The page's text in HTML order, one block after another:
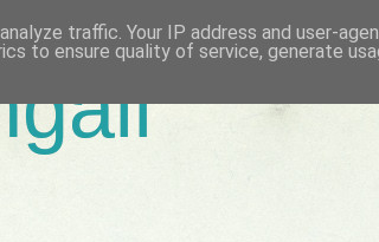
traffic. Your IP address and user-
to ensure quality of service, generate